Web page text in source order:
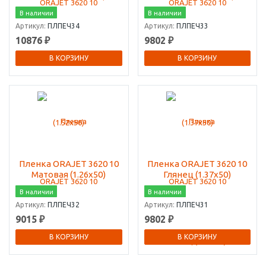
В наличии
Артикул: ПЛПЕЧ34
10876 ₽
В КОРЗИНУ
В наличии
Артикул: ПЛПЕЧ33
9802 ₽
В КОРЗИНУ
Пленка ORAJET 3620 10
Матовая (1.26х50)
В наличии
Артикул: ПЛПЕЧ32
9015 ₽
В КОРЗИНУ
Пленка ORAJET 3620 10
Глянец (1.37х50)
В наличии
Артикул: ПЛПЕЧ31
9802 ₽
В КОРЗИНУ